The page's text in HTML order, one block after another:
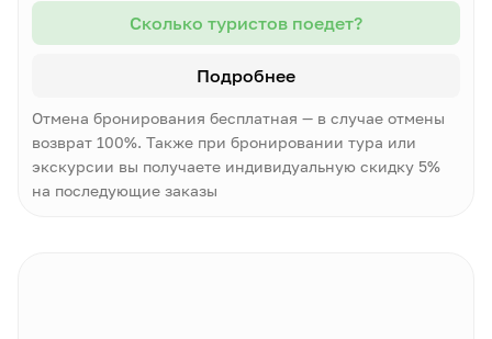
Сколько туристов поедет?
Подробнее
Отмена бронирования бесплатная — в случае отмены
возврат 100%. Также при бронировании тура или
экскурсии вы получаете индивидуальную скидку 5%
на последующие заказы